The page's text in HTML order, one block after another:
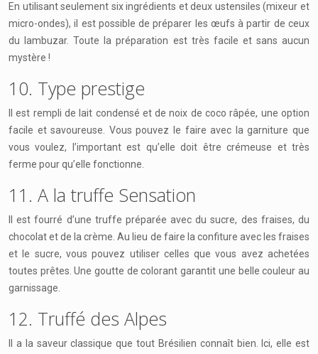
En utilisant seulement six ingrédients et deux ustensiles (mixeur et
micro-ondes), il est possible de préparer les œufs à partir de ceux
du lambuzar. Toute la préparation est très facile et sans aucun
mystère !
10. Type prestige
Il est rempli de lait condensé et de noix de coco râpée, une option
facile et savoureuse. Vous pouvez le faire avec la garniture que
vous voulez, l’important est qu’elle doit être crémeuse et très
ferme pour qu’elle fonctionne.
11. A la truffe Sensation
Il est fourré d’une truffe préparée avec du sucre, des fraises, du
chocolat et de la crème. Au lieu de faire la confiture avec les fraises
et le sucre, vous pouvez utiliser celles que vous avez achetées
toutes prêtes. Une goutte de colorant garantit une belle couleur au
garnissage.
12. Truffé des Alpes
Il a la saveur classique que tout Brésilien connaît bien. Ici, elle est